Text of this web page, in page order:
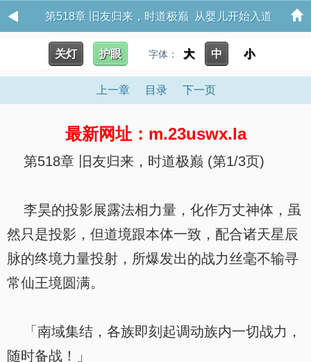
第518章 旧友归来，时道极巅 从婴儿开始入道
关灯 护眼 字体： 大 中 小
上一章 目录 下一页
最新网址：m.23uswx.la
第518章 旧友归来，时道极巅 (第1/3页)
李昊的投影展露法相力量，化作万丈神体，虽
然只是投影，但道境跟本体一致，配合诸天星辰
脉的终境力量投射，所爆发出的战力丝毫不输寻
常仙王境圆满。
「南域集结，各族即刻起调动族内一切战力，
随时备战！」